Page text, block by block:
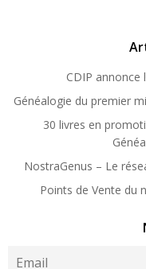
CDIP annonce
Généalogie du premier
30 livres en
NostraGenus – Le
Points de Vente du